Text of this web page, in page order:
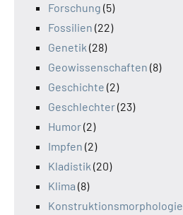
Forschung (5)
Fossilien (22)
Genetik (28)
Geowissenschaften (8)
Geschichte (2)
Geschlechter(23)
Humor(2)
Impfen (2)
Kladistik (20)
Klima (8)
Konstruktionsmorphologie